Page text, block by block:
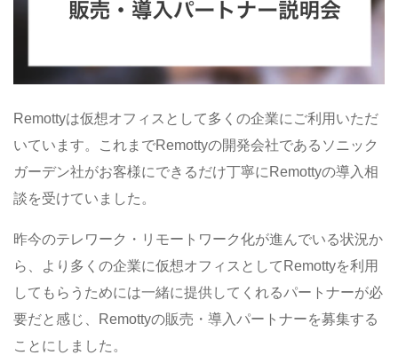
Remottyは仮想オフィスとして多くの企業にご利用いただ
いています。これまでRemottyの開発会社であるソニック
ガーデン社がお客様にできるだけ丁寧にRemottyの導入相
談を受けていました。
昨今のテレワーク・リモートワーク化が進んでいる状況か
ら、より多くの企業に仮想オフィスとしてRemottyを利用
してもらうためには一緒に提供してくれるパートナーが必
要だと感じ、Remottyの販売・導入パートナーを募集する
ことにしました。